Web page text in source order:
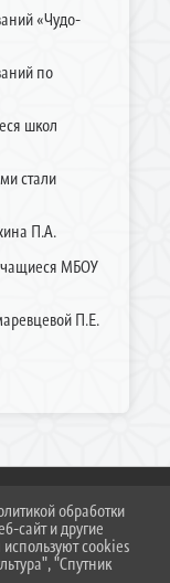
«Чудо-
по
школ
стали
П.А.
МБОУ
П.Е.
обработки
сайт и другие
cookies
"Спутник